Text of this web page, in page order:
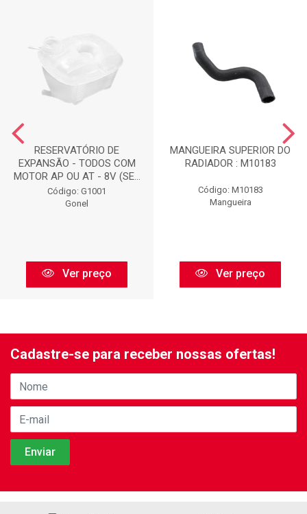
RESERVATÓRIO DE
EXPANSÃO - TODOS COM
MOTOR AP OU AT - 8V (SE...
Código: G1001
Gonel
Ver preço
MANGUEIRA SUPERIOR DO
RADIADOR : M10183
Código: M10183
Mangueira
Ver preço
Cadastre-se para receber nossas ofertas!